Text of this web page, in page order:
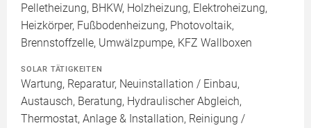
Pelletheizung, BHKW, Holzheizung, Elektroheizung,
Heizkörper, Fußbodenheizung, Photovoltaik,
Brennstoffzelle, Umwälzpumpe, KFZ Wallboxen
SOLAR TÄTIGKEITEN
Wartung, Reparatur, Neuinstallation / Einbau,
Austausch, Beratung, Hydraulischer Abgleich,
Thermostat, Anlage & Installation, Reinigung /